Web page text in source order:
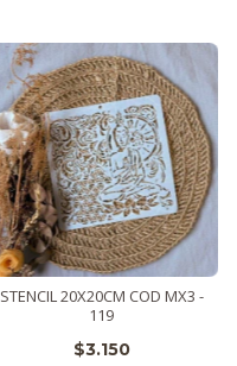
STENCIL 20X20CM COD MX3 -
119
$3.150